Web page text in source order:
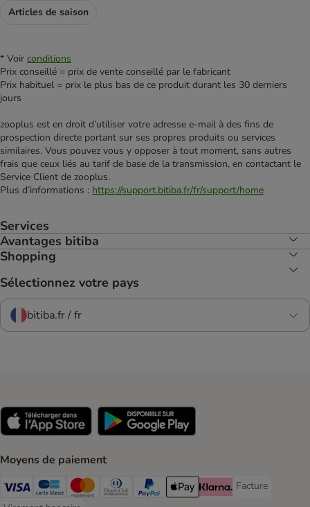
Articles de saison
* Voir conditions
Prix conseillé = prix de vente conseillé par le fabricant
Prix habituel = prix le plus bas de ce produit durant les 30 derniers
jours
zooplus est en droit d’utiliser votre adresse e‑mail à des fins de
prospection directe portant sur ses propres produits ou services
similaires. Vous pouvez vous y opposer à tout moment, sans autres
frais que ceux liés au tarif de base de la transmission, en contactant le
Service Client de zooplus.
Plus d’informations : https://support.bitiba.fr/fr/support/home
Services
Avantages bitiba
Shopping
Sélectionnez votre pays
bitiba.fr / fr
Moyens de paiement
Visa Payment Method
carte bleue Payment Method
Master Card Payment Method
Diners Club Payment Method
Paypal Payment Method
Apple Pay Payment Method
Klarna Payment Method
Facture
Facture